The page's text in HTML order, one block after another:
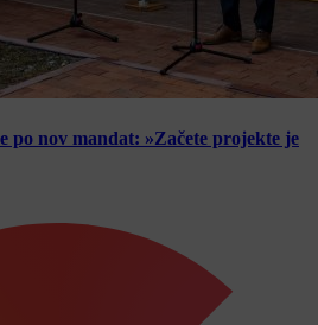
po nov mandat: »Začete projekte je